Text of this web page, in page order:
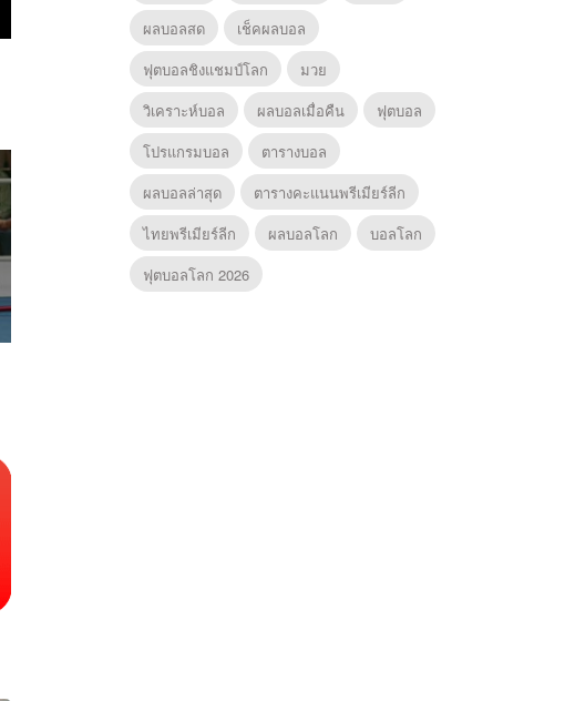
ผลบอลสด
เช็คผลบอล
ฟุตบอลชิงแชมป์โลก
มวย
วิเคราะห์บอล
ผลบอลเมื่อคืน
ฟุตบอล
โปรแกรมบอล
ตารางบอล
ผลบอลล่าสุด
ตารางคะแนนพรีเมียร์ลีก
ไทยพรีเมียร์ลีก
ผลบอลโลก
บอลโลก
ฟุตบอลโลก 2026